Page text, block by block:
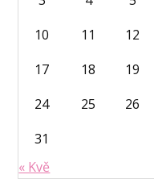
10
11 12
17
18 19
24
25 26
31
« Kvě